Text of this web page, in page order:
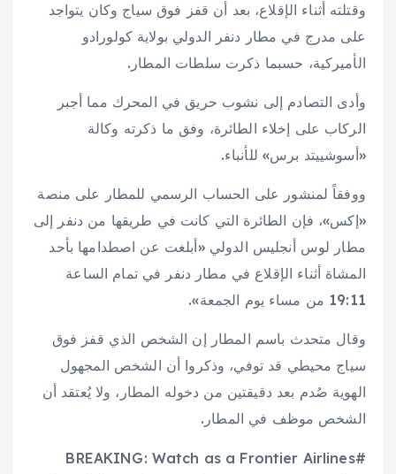
وقتلته أثناء الإقلاع، بعد أن قفز فوق سياج وكان يتواجد
على مدرج في مطار دنفر الدولي بولاية كولورادو
الأميركية، حسبما ذكرت سلطات المطار.
وأدى التصادم إلى نشوب حريق في المحرك مما أجبر
الركاب على إخلاء الطائرة، وفق ما ذكرته وكالة
«أسوشييتد برس» للأنباء.
ووفقاً لمنشور على الحساب الرسمي للمطار على منصة
«إكس»، فإن الطائرة التي كانت في طريقها من دنفر إلى
مطار لوس أنجليس الدولي «أبلغت عن اصطدامها بأحد
المشاة أثناء الإقلاع في مطار دنفر في تمام الساعة
19:11 من مساء يوم الجمعة».
وقال متحدث باسم المطار إن الشخص الذي قفز فوق
سياج محيطي قد توفي، وذكروا أن الشخص المجهول
الهوية صُدم بعد دقيقتين من دخوله المطار، ولا يُعتقد أن
الشخص موظف في المطار.
#BREAKING: Watch as a Frontier Airlines